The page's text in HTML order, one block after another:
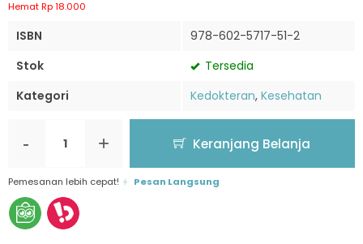
Hemat Rp 18.000
ISBN
978-602-5717-51-2
Stok
Tersedia
Kategori
Kedokteran, Kesehatan
- + Keranjang Belanja
Pemesanan lebih cepat! Pesan Langsung